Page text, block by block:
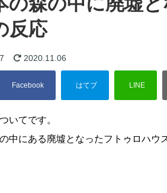
反応
2020.11.06
いてです。
中にある廃墟となったフトゥロハ